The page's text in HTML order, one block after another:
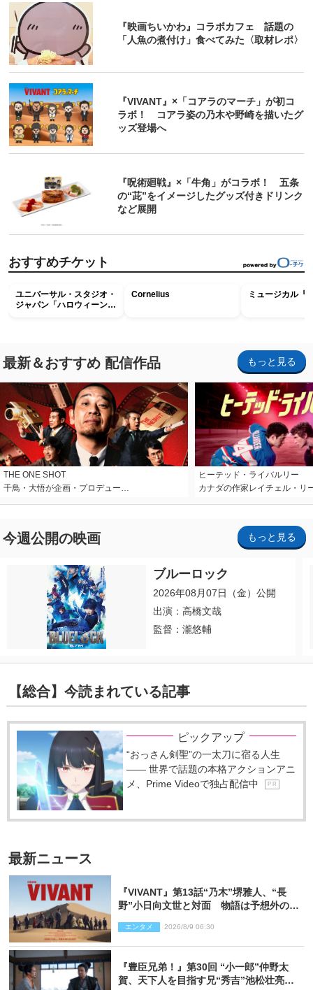
『映画ちいかわ』コラボカフェ 話題の
「人魚の煮付け」食べてみた〈取材レポ〉
『VIVANT』×「コアラのマーチ」が初コ
ラボ！ コアラ姿の乃木や野崎を描いたグ
ッズ登場へ
『呪術廻戦』×「牛角」がコラボ！ 五条
の“茈”をイメージしたグッズ付きドリンク
など展開
おすすめチケット
ユニバーサル・スタジオ・
ジャパン「ハロウィーン・
Cornelius ミュージカル『
最新＆おすすめ 配信作品 もっと見る
THE ONE SHOT
千鳥・大悟が企画・プロデュー…
ヒーテッド・ライバルリー
カナダの作家レイチェル・リ
今週公開の映画 もっと見る
ブルーロック
2026年08月07日（金）公開
出演：高橋文哉
監督：瀧悠輔
【総合】今読まれている記事
ピックアップ
“おっさん剣聖”の一太刀に宿る人生
―― 世界で話題の本格アクションアニ
メ、Prime Videoで独占配信中
P R
最新ニュース
『VIVANT』第13話“乃木”堺雅人、“長
野”小日向文世と対面 物語は予想外の展
エンタメ 2026/8/9 06:30
『豊臣兄弟！』第30回 “小一郎”仲野太
賀、天下人を目指す兄“秀吉”池松壮亮